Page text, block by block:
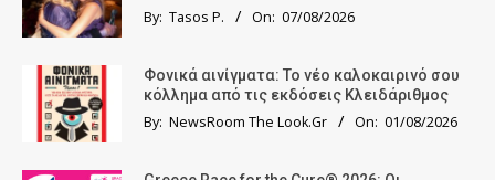
By: Tasos P. On: 07/08/2026
Φονικά αινίγματα: Το νέο καλοκαιρινό σου
κόλλημα από τις εκδόσεις Κλειδάριθμος
By: NewsRoom The Look.Gr On: 01/08/2026